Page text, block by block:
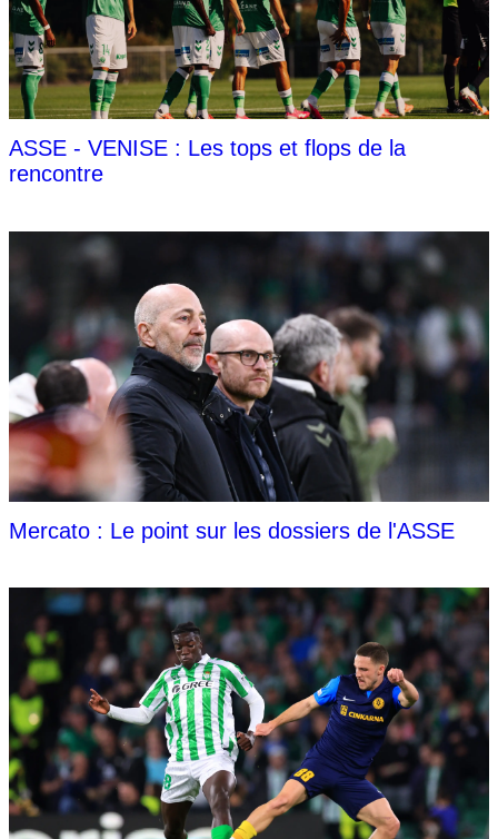
ASSE - VENISE : Les tops et flops de la
rencontre
Mercato : Le point sur les dossiers de l'ASSE